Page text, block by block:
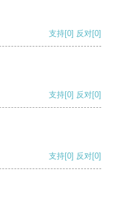
支持[0] 反对[0]
支持[0] 反对[0]
支持[0] 反对[0]